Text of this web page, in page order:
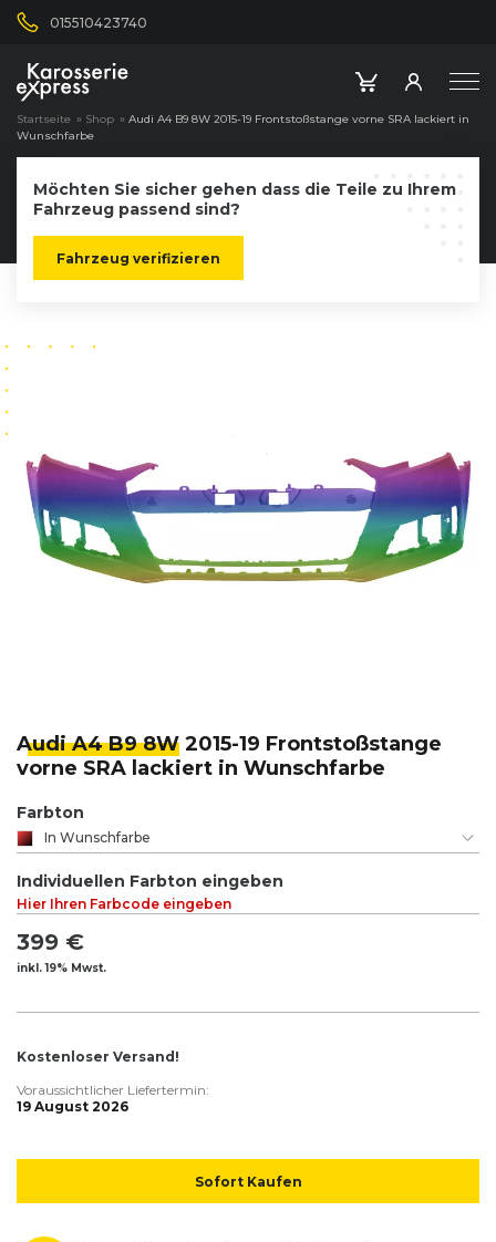
015510423740
Startseite » Shop » Audi A4 B9 8W 2015-19 Frontstoßstange vorne SRA lackiert in
Wunschfarbe
Möchten Sie sicher gehen dass die Teile zu Ihrem
Fahrzeug passend sind?
Fahrzeug verifizieren
Audi A4 B9 8W 2015-19 Frontstoßstange
vorne SRA lackiert in Wunschfarbe
Farbton
In Wunschfarbe
Individuellen Farbton eingeben
Hier Ihren Farbcode eingeben
399 €
inkl. 19% Mwst.
Kostenloser Versand!
Voraussichtlicher Liefertermin:
19 August 2026
Sofort Kaufen